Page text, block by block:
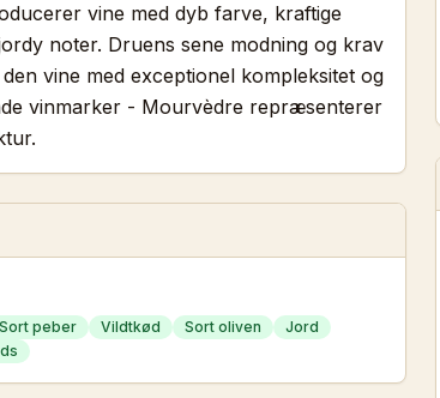
vine med dyb farve, kraftige
noter. Druens sene modning og krav
vine med exceptionel kompleksitet og
vinmarker - Mourvèdre repræsenterer
Sort peber Vildtkød Sort oliven
Jord